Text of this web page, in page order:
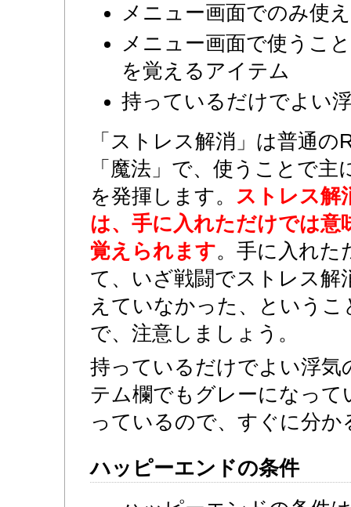
メニュー画面でのみ使
メニュー画面で使うこ
を覚えるアイテム
持っているだけでよい
「ストレス解消」は普通
「魔法」で、使うことで
を発揮します。 ストレス解
は、手に入れただけでは意
覚えられます。手に入れた
て、いざ戦闘でストレス解
えていなかった、という
で、注意しましょう。
持っているだけでよい浮気
テム欄でもグレーになっ
っているので、すぐに分か
ハッピーエンドの条件